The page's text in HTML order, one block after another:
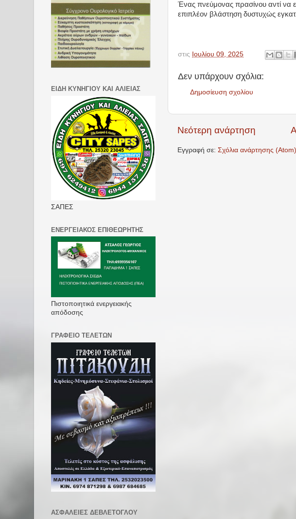
Ένας πνεύμονας πρασίνου αντί να
επιπλέον βλάστηση δυστυχώς
στις Ιουλίου 09, 2025
Δεν υπάρχουν σχόλια:
Δημοσίευση σχολίου
Νεότερη ανάρτηση
Εγγραφή σε: Σχόλια ανάρτησης (Atom)
ΕΙΔΗ ΚΥΝΗΓΙΟΥ ΚΑΙ ΑΛΙΕΙΑΣ
ΣΑΠΕΣ
ΕΝΕΡΓΕΙΑΚΟΣ ΕΠΙΘΕΩΡΗΤΗΣ
Πιστοποιητικά ενεργειακής
απόδοσης
ΓΡΑΦΕΙΟ ΤΕΛΕΤΩΝ
ΑΣΦΑΛΕΙΕΣ ΔΕΒΛΕΤΟΓΛΟΥ